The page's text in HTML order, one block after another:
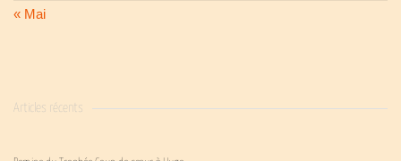
« Mai
Articles récents